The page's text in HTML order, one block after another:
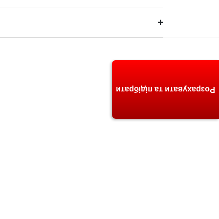
Розрахувати та підібрати